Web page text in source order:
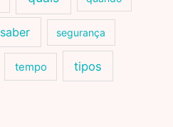
saber segurança
tempo tipos